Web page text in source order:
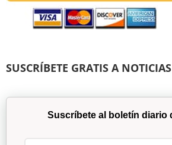
SUSCRÍBETE GRATIS A NOTICIAS
Suscríbete al boletín diario